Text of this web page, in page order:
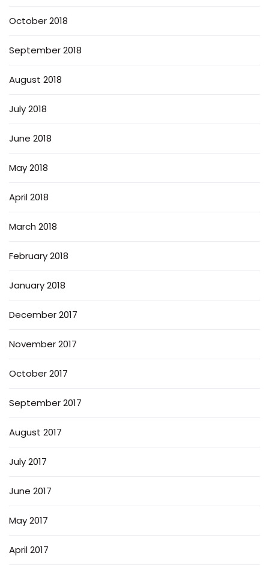
October 2018
September 2018
August 2018
July 2018
June 2018
May 2018
April 2018
March 2018
February 2018
January 2018
December 2017
November 2017
October 2017
September 2017
August 2017
July 2017
June 2017
May 2017
April 2017